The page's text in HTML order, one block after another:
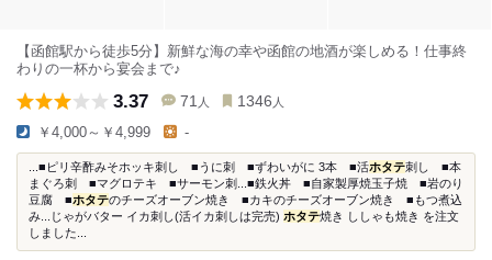
【函館駅から徒歩5分】新鮮な海の幸や函館の地酒が楽しめる！仕事終
わりの一杯から宴会まで♪
3.37 71 人 1346 人
￥4,000～￥4,999 -
...■ピリ辛酢みそホッキ刺し ■うに刺 ■ずわいがに 3本 ■活ホタテ刺し ■本
まぐろ刺 ■マグロテキ ■サーモン刺...■鉄火丼 ■自家製厚焼玉子焼 ■岩のり
豆腐 ■ホタテのチーズオーブン焼き ■カキのチーズオーブン焼き ■もつ煮込
み...じゃがバター イカ刺し(活イカ刺しは完売) ホタテ焼き ししゃも焼き を注文
しました...